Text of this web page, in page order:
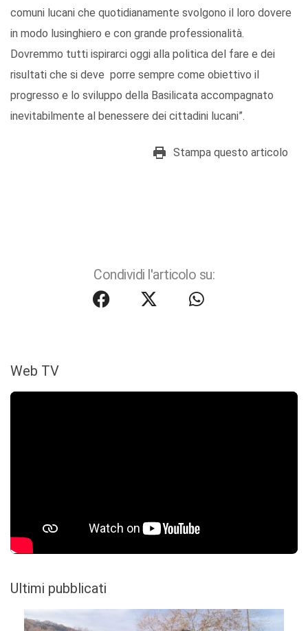
comuni lucani che quotidianamente svolgono il loro dovere
in modo lusinghiero e con grande professionalità.
Dovremmo tutti ispirarci oggi alla politica del fare e dei
risultati che si deve porre sempre come obiettivo il
progresso e lo sviluppo della Basilicata accompagnato
inevitabilmente al benessere dei cittadini lucani”.
Stampa questo articolo
Condividi l'articolo su:
Web TV
Ultimi pubblicati